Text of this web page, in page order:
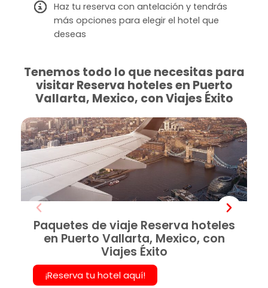
Haz tu reserva con antelación y tendrás
más opciones para elegir el hotel que
deseas
Tenemos todo lo que necesitas para
visitar Reserva hoteles en Puerto
Vallarta, Mexico, con Viajes Éxito
Paquetes de viaje Reserva hoteles
en Puerto Vallarta, Mexico, con
Viajes Éxito
¡Reserva tu hotel aquí!